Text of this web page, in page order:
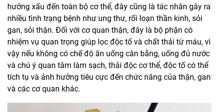
hưởng xấu đến toàn bộ cơ thể, đây cũng là tác nhân gây ra
nhiều tình trạng bệnh như ung thư, rối loạn thần kinh, sỏi
gan, sỏi thận. Đối với cơ quan thận, đây là bộ phận có
nhiệm vụ quan trọng giúp lọc độc tố và chất thải từ máu, vì
vậy nếu không có chế độ ăn uống cân bằng, uống đủ nước
và chú ý quan tâm làm sạch, thải độc cơ thể, độc tố có thể
tích tụ và ảnh hưởng tiêu cực đến chức năng của thận, gan
và các cơ quan khác.